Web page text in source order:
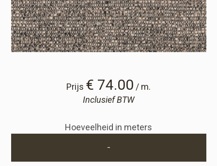
Prijs € 74.00 / m.
Inclusief BTW
Hoeveelheid in meters
-
Winkelwagen
Winkelwagen
Staalaanvraag